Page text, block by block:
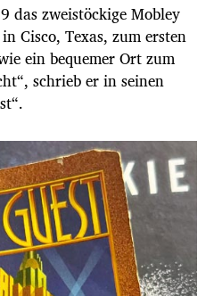
das zweistöckige Mobley
Cisco, Texas, zum ersten
ein bequemer Ort zum
schrieb er in seinen